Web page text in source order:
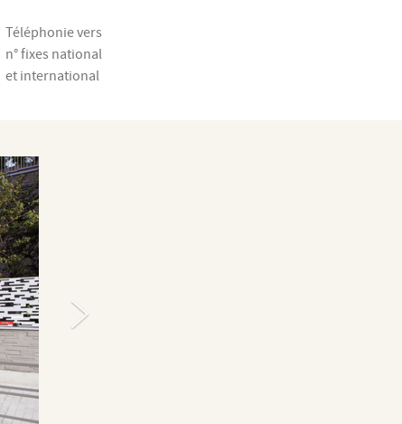
Téléphonie vers
n° fixes national
et international